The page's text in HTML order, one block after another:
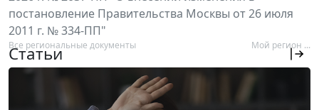
постановление Правительства Москвы от 26 июля
2011 г. № 334-ПП"
Все региональные документы Мой регион ...
Статьи